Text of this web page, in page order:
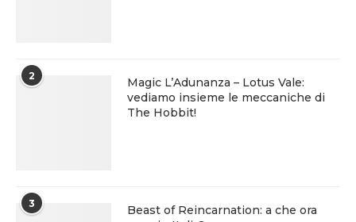
2
Magic L’Adunanza – Lotus Vale:
vediamo insieme le meccaniche di
The Hobbit!
3
Beast of Reincarnation: a che ora